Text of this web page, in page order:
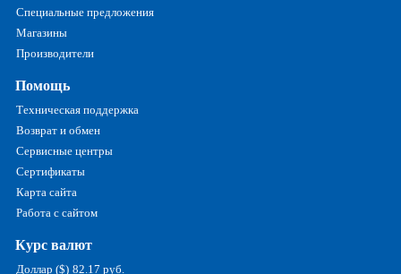
Специальные предложения
Магазины
Производители
Помощь
Техническая поддержка
Возврат и обмен
Сервисные центры
Сертификаты
Карта сайта
Работа с сайтом
Курс валют
Доллар ($) 82.17 руб.